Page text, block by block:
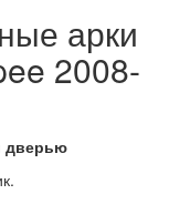
арки
2008-
дверью
.